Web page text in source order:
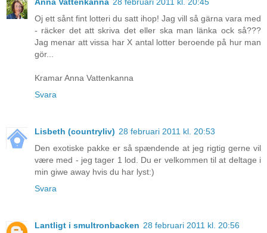
Anna Vattenkanna 28 februari 2011 kl. 20:45
Oj ett sånt fint lotteri du satt ihop! Jag vill så gärna vara med
- räcker det att skriva det eller ska man länka ock så???
Jag menar att vissa har X antal lotter beroende på hur man
gör...
Kramar Anna Vattenkanna
Svara
Lisbeth (countryliv) 28 februari 2011 kl. 20:53
Den exotiske pakke er så spændende at jeg rigtig gerne vil
være med - jeg tager 1 lod. Du er velkommen til at deltage i
min giwe away hvis du har lyst:)
Svara
Lantligt i smultronbacken 28 februari 2011 kl. 20:56